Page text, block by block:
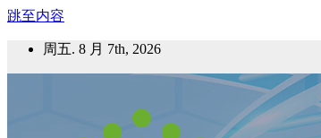
跳至内容
周五. 8 月 7th, 2026